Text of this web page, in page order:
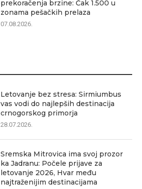
prekoračenja brzine: Čak 1.500 u
zonama pešačkih prelaza
07.08.2026.
Letovanje bez stresa: Sirmiumbus
vas vodi do najlepših destinacija
crnogorskog primorja
28.07.2026.
Sremska Mitrovica ima svoj prozor
ka Jadranu: Počele prijave za
letovanje 2026, Hvar među
najtraženijim destinacijama